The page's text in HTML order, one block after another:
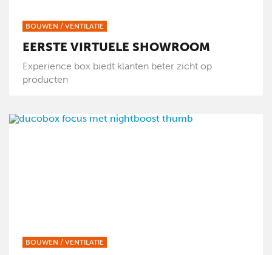
BOUWEN / VENTILATIE
EERSTE VIRTUELE SHOWROOM
Experience box biedt klanten beter zicht op
producten
BOUWEN / VENTILATIE